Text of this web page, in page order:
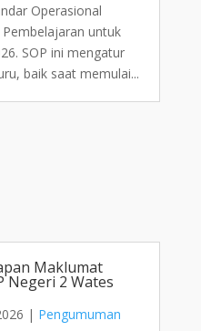
Operasional
untuk
SOP ini mengatur
baik saat memulai...
Maklumat
Negeri 2 Wates
| Pengumuman